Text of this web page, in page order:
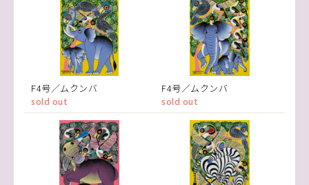
F4号／ムクンバ
sold out
F4号／ムクンバ
sold out